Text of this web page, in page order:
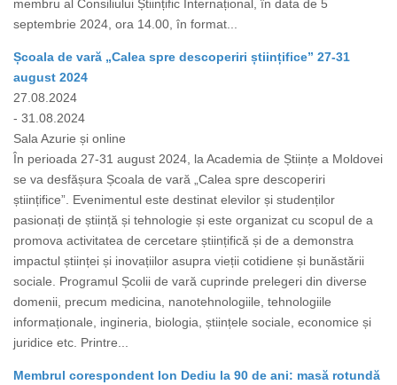
membru al Consiliului Științific Internațional, în data de 5
septembrie 2024, ora 14.00, în format...
Școala de vară „Calea spre descoperiri științifice” 27-31
august 2024
27.08.2024
- 31.08.2024
Sala Azurie și online
În perioada 27-31 august 2024, la Academia de Științe a Moldovei
se va desfășura Școala de vară „Calea spre descoperiri
științifice”. Evenimentul este destinat elevilor și studenților
pasionați de știință și tehnologie și este organizat cu scopul de a
promova activitatea de cercetare științifică și de a demonstra
impactul științei și inovațiilor asupra vieții cotidiene și bunăstării
sociale. Programul Școlii de vară cuprinde prelegeri din diverse
domenii, precum medicina, nanotehnologiile, tehnologiile
informaționale, ingineria, biologia, științele sociale, economice și
juridice etc. Printre...
Membrul corespondent Ion Dediu la 90 de ani: masă rotundă